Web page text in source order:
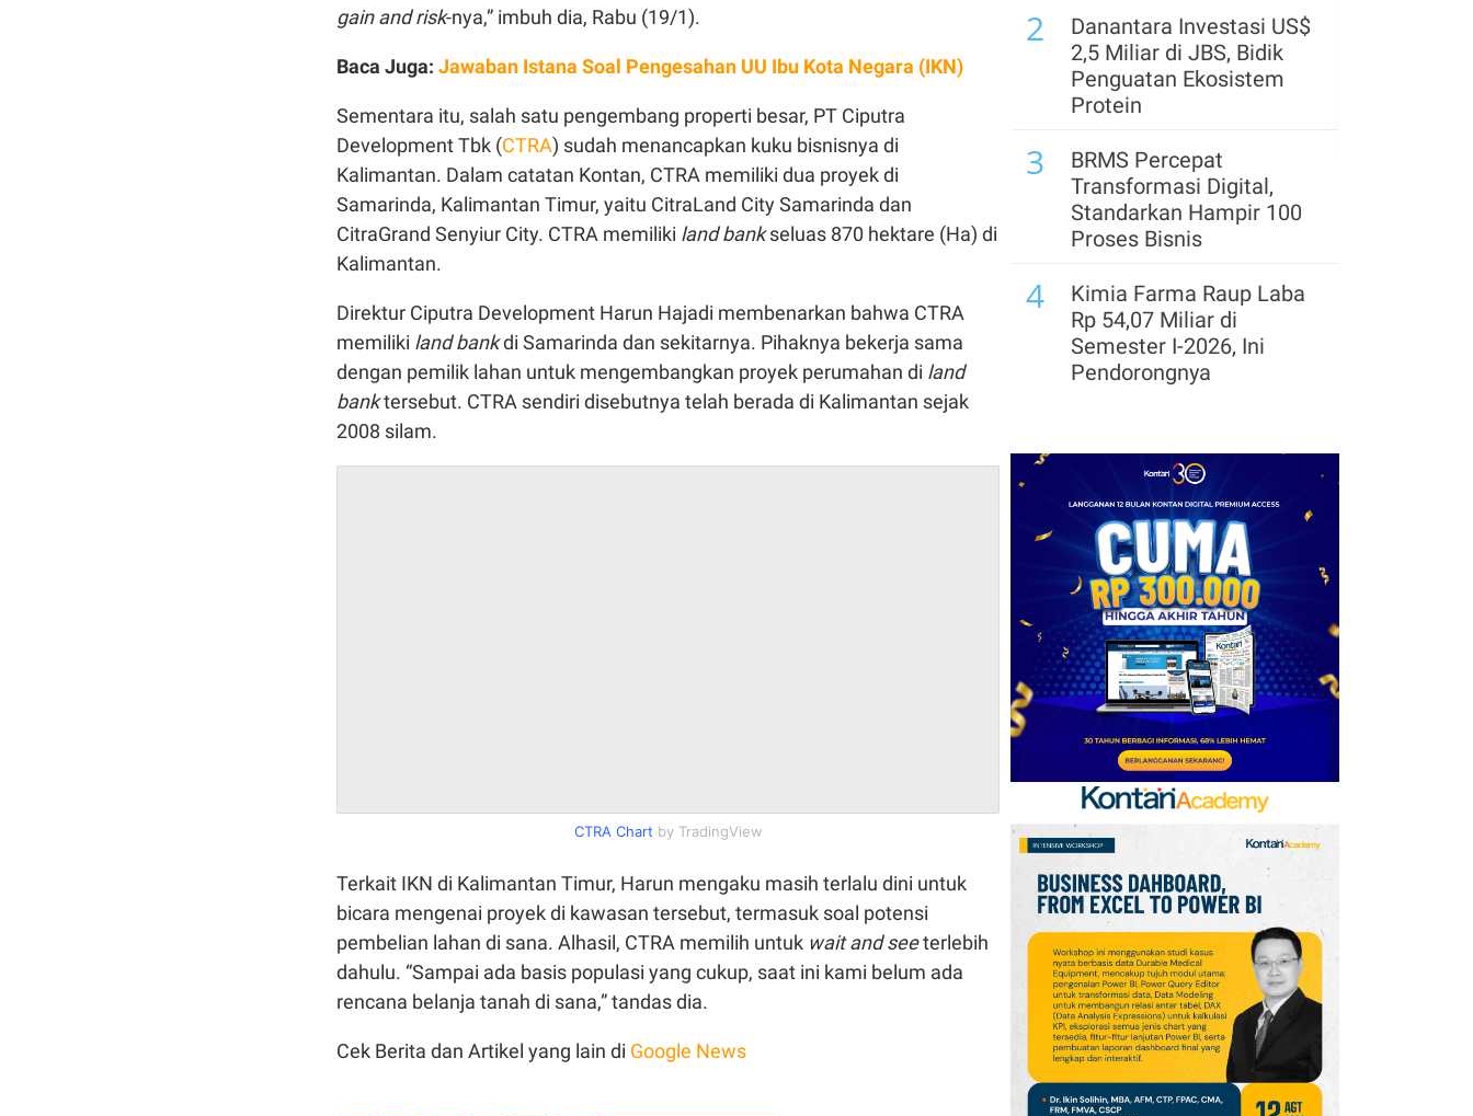
gain and risk-nya,” imbuh dia, Rabu (19/1).
Baca Juga: Jawaban Istana Soal Pengesahan UU Ibu Kota Negara (IKN)
Sementara itu, salah satu pengembang properti besar, PT Ciputra
Development Tbk (CTRA) sudah menancapkan kuku bisnisnya di
Kalimantan. Dalam catatan Kontan, CTRA memiliki dua proyek di
Samarinda, Kalimantan Timur, yaitu CitraLand City Samarinda dan
CitraGrand Senyiur City. CTRA memiliki land bankseluas 870 hektare (Ha) di
Kalimantan.
Direktur Ciputra Development Harun Hajadi membenarkan bahwa CTRA
memiliki land bankdi Samarinda dan sekitarnya. Pihaknya bekerja sama
dengan pemilik lahan untuk mengembangkan proyek perumahan di land
banktersebut. CTRA sendiri disebutnya telah berada di Kalimantan sejak
2008 silam.
CTRA Chart by TradingView
Terkait IKN di Kalimantan Timur, Harun mengaku masih terlalu dini untuk
bicara mengenai proyek di kawasan tersebut, termasuk soal potensi
pembelian lahan di sana. Alhasil, CTRA memilih untuk wait and seeterlebih
dahulu. “Sampai ada basis populasi yang cukup, saat ini kami belum ada
rencana belanja tanah di sana,” tandas dia.
Cek Berita dan Artikel yang lain di Google News
2
Danantara Investasi US$
2,5 Miliar di JBS, Bidik
Penguatan Ekosistem
Protein
3
BRMS Percepat
Transformasi Digital,
Standarkan Hampir 100
Proses Bisnis
4
Kimia Farma Raup Laba
Rp 54,07 Miliar di
Semester I-2026, Ini
Pendorongnya
Rp 38 Triliun, Jadi
Sentimen Positif Bagi
Saham Ritel?
STARFINDO Bidik
Perluasan Investasi dan
Pasar Global untuk
Startup Industri
7
DFSK Masuk Segmen
SUV Premium, Andalkan
E5 Plus PHEV di GIIAS
2026